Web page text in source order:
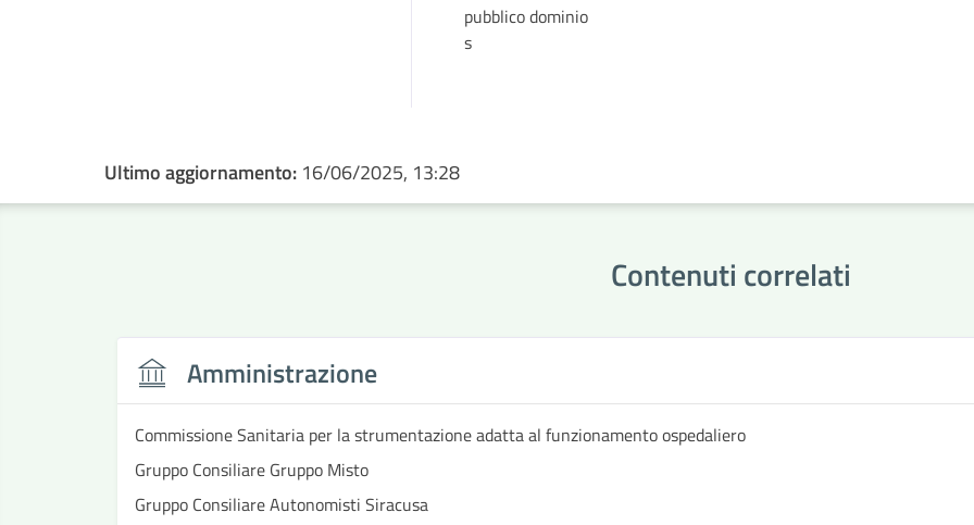
pubblico dominio
s
Ultimo aggiornamento: 16/06/2025, 13:28
Contenuti correlati
Amministrazione
Commissione Sanitaria per la strumentazione adatta al funzionamento ospedaliero
Gruppo Consiliare Gruppo Misto
Gruppo Consiliare Autonomisti Siracusa